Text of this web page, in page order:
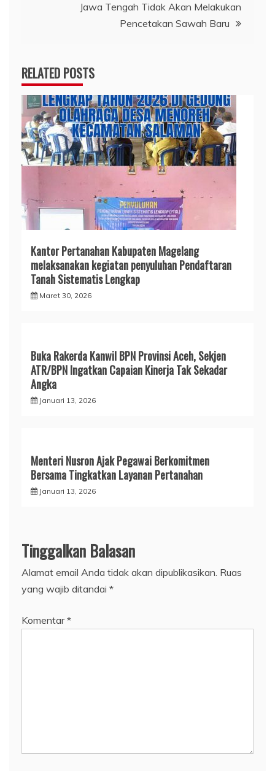
Jawa Tengah Tidak Akan Melakukan
Pencetakan Sawah Baru
RELATED POSTS
Kantor Pertanahan Kabupaten Magelang
melaksanakan kegiatan penyuluhan Pendaftaran
Tanah Sistematis Lengkap
Maret 30, 2026
Buka Rakerda Kanwil BPN Provinsi Aceh, Sekjen
ATR/BPN Ingatkan Capaian Kinerja Tak Sekadar
Angka
Januari 13, 2026
Menteri Nusron Ajak Pegawai Berkomitmen
Bersama Tingkatkan Layanan Pertanahan
Januari 13, 2026
Tinggalkan Balasan
Alamat email Anda tidak akan dipublikasikan. Ruas
yang wajib ditandai *
Komentar*